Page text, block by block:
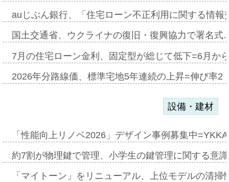
auじぶん銀行、「住宅ローン不正利用に関する情
国土交通省、ウクライナの復旧・復興協力で署名
7月の住宅ローン金利、固定型が総じて低下=6月か
2026年分路線価、標準宅地5年連続の上昇=伸び率
設備・建材
「性能向上リノベ2026」デザイン事例募集中
約7割が物理鍵で管理、小学生の鍵管理に関する意
「マイトーン」をリニューアル、上位モデルの清